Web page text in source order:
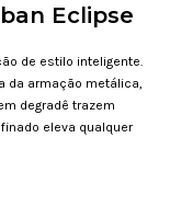
Eclipse
de estilo inteligente.
da armação metálica,
degradê trazem
eleva qualquer